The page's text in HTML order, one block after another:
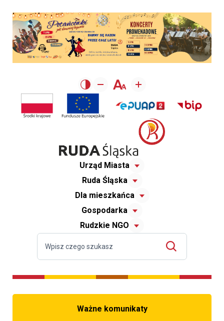
Urząd Miasta
Ruda Śląska
Dla mieszkańca
Gospodarka
Rudzkie NGO
Ważne komunikaty